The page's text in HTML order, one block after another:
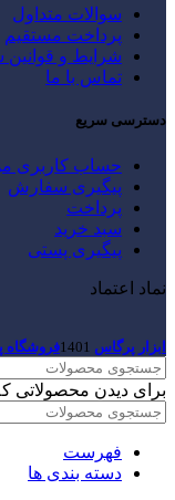
سوالات متداول
پرداخت مستقیم
شرایط و قوانین
تماس با ما
دسترسی سریع
حساب کاربری
پیگیری سفارش
پرداخت
سبد خرید
پیگیری پستی
نماد اعتماد
ابزار پرگاس 1401فروشگاه
برای دیدن محصولاتی
فهرست
دسته بندی ها